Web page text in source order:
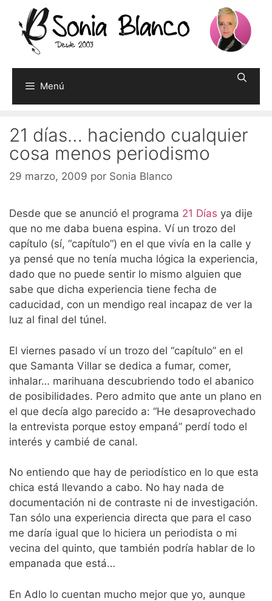
contenido
Menú
21 días… haciendo cualquier
cosa menos periodismo
29 marzo, 2009 por Sonia Blanco
Desde que se anunció el programa 21 Días ya dije
que no me daba buena espina. Ví un trozo del
capítulo (sí, “capítulo”) en el que vivía en la calle y
ya pensé que no tenía mucha lógica la experiencia,
dado que no puede sentir lo mismo alguien que
sabe que dicha experiencia tiene fecha de
caducidad, con un mendigo real incapaz de ver la
luz al final del túnel.
El viernes pasado ví un trozo del “capítulo” en el
que Samanta Villar se dedica a fumar, comer,
inhalar… marihuana descubriendo todo el abanico
de posibilidades. Pero admito que ante un plano en
el que decía algo parecido a: “He desaprovechado
la entrevista porque estoy empaná” perdí todo el
interés y cambié de canal.
No entiendo que hay de periodístico en lo que esta
chica está llevando a cabo. No hay nada de
documentación ni de contraste ni de investigación.
Tan sólo una experiencia directa que para el caso
me daría igual que lo hiciera un periodista o mi
vecina del quinto, que también podría hablar de lo
empanada que está…
En Adlo lo cuentan mucho mejor que yo, aunque